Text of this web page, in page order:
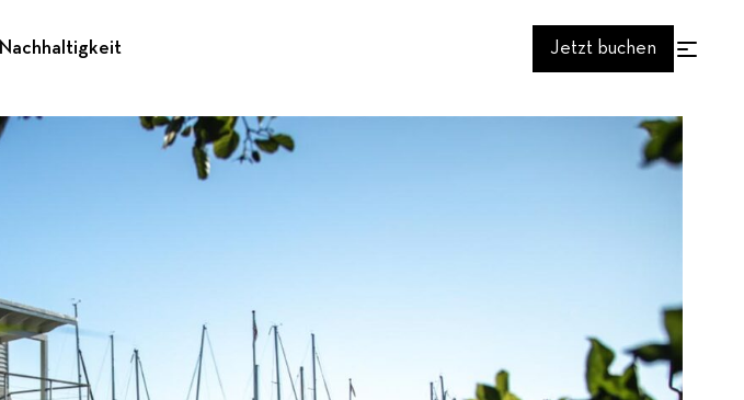
Nachhaltigkeit Jetzt buchen